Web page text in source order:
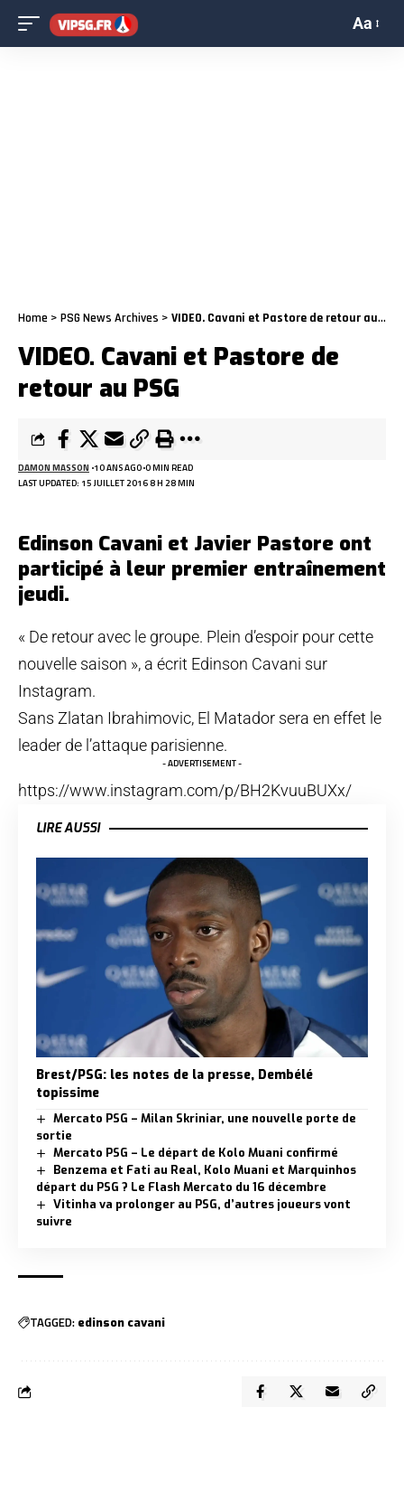
Aa
Home > PSG News Archives > VIDEO. Cavani et Pastore de retour au PSG
VIDEO. Cavani et Pastore de
retour au PSG
LAST UPDATED: 15 JUILLET 2016 8 H 28 MIN
DAMON MASSON 10 ANS AGO 0 MIN READ
Edinson Cavani et Javier Pastore ont
participé à leur premier entraînement
jeudi.
« De retour avec le groupe. Plein d’espoir pour cette
nouvelle saison », a écrit Edinson Cavani sur
Instagram.
Sans Zlatan Ibrahimovic, El Matador sera en effet le
leader de l’attaque parisienne.
- ADVERTISEMENT -
https://www.instagram.com/p/BH2KvuuBUXx/
LIRE AUSSI
Brest/PSG: les notes de la presse, Dembélé
topissime
Mercato PSG – Milan Skriniar, une nouvelle porte de
sortie
Mercato PSG – Le départ de Kolo Muani confirmé
Benzema et Fati au Real, Kolo Muani et Marquinhos
départ du PSG ? Le Flash Mercato du 16 décembre
Vitinha va prolonger au PSG, d’autres joueurs vont
suivre
TAGGED: edinson cavani